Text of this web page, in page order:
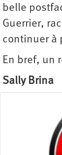
belle
Guerrier,
continuer à
En bref, un
Sally Brina